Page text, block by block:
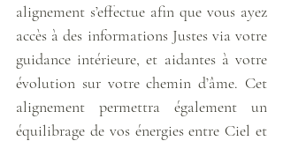
alignement s’effectue afin que vous ayez
accès à des informations Justes via votre
guidance intérieure, et aidantes à votre
évolution sur votre chemin d’âme. Cet
alignement permettra également un
équilibrage de vos énergies entre Ciel et